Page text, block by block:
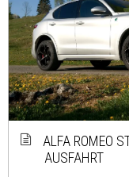
ALFA ROMEO
AUSFAHRT